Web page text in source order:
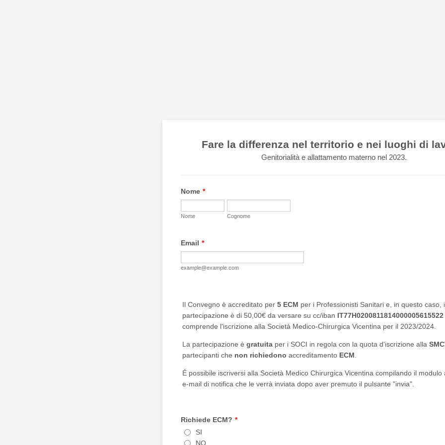
Fare la differenza nel territorio e nei luoghi di
Genitorialità e allattamento materno nel 2023.
Nome *
Nome Cognome
Email *
example@example.com
Il Convegno è accreditato per 5 ECM per i Professionisti Sanitari e, in questo caso,
partecipazione è di 50,00€ da versare su cc/iban IT77H0200811814000005615522
comprende l'iscrizione alla Società Medico-Chirurgica Vicentina per il 2023/2024.
La partecipazione è gratuita per i SOCI in regola con la quota d'iscrizione alla
partecipanti che non richiedono accreditamento ECM
É possibile iscriversi alla Società Medico Chirurgica Vicentina compilando il modulo
e-mail di notifica che le verrà inviata dopo aver premuto il pulsante "invia".
Richiede ECM? *
SI
NO